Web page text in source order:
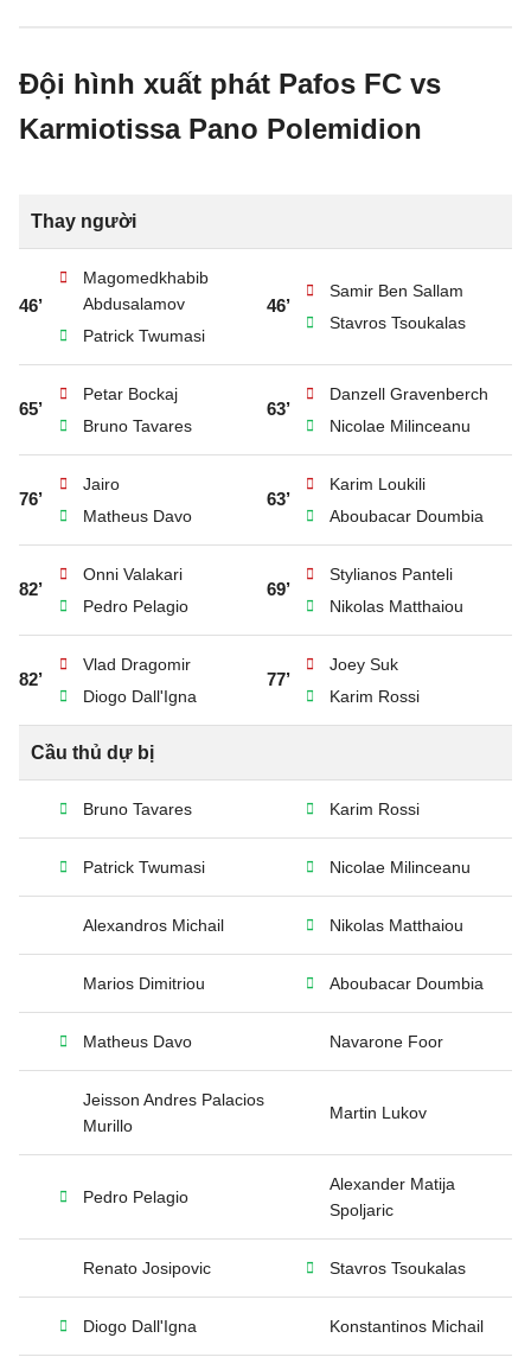
Đội hình xuất phát Pafos FC vs
Karmiotissa Pano Polemidion
Thay người
46’
Magomedkhabib
Abdusalamov
Patrick Twumasi
46’
Samir Ben Sallam
Stavros Tsoukalas
65’
Petar Bockaj
Bruno Tavares
63’
Danzell Gravenberch
Nicolae Milinceanu
76’
Jairo
Matheus Davo
63’
Karim Loukili
Aboubacar Doumbia
82’
Onni Valakari
Pedro Pelagio
69’
Stylianos Panteli
Nikolas Matthaiou
82’
Vlad Dragomir
Diogo Dall'Igna
77’
Joey Suk
Karim Rossi
Cầu thủ dự bị
Bruno Tavares Karim Rossi
Patrick Twumasi Nicolae Milinceanu
Alexandros Michail Nikolas Matthaiou
Marios Dimitriou Aboubacar Doumbia
Matheus Davo Navarone Foor
Jeisson Andres Palacios
Murillo
Martin Lukov
Pedro Pelagio
Alexander Matija
Spoljaric
Renato Josipovic Stavros Tsoukalas
Diogo Dall'Igna Konstantinos Michail